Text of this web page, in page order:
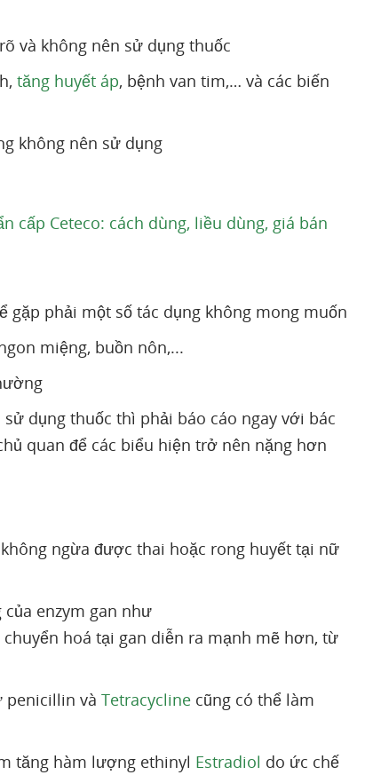
và không nên sử dụng thuốc
tăng huyết áp, bệnh van tim,… và các biến
không nên sử dụng
cấp Ceteco: cách dùng, liều dùng, giá bán
gặp phải một số tác dụng không mong muốn
miệng, buồn nôn,...
dụng thuốc thì phải báo cáo ngay với bác
quan để các biểu hiện trở nên nặng hơn
ngừa được thai hoặc rong huyết tại nữ
enzym gan như
hoá tại gan diễn ra mạnh mẽ hơn, từ
penicillin và Tetracycline cũng có thể làm
tăng hàm lượng ethinyl Estradiol do ức chế